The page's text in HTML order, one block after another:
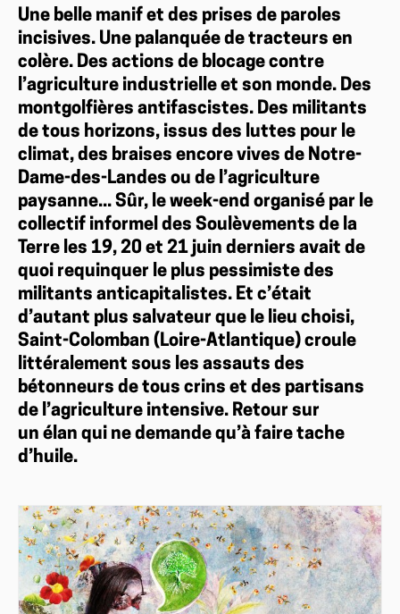
Une belle manif et des prises de paroles
incisives. Une palanquée de tracteurs en
colère. Des actions de blocage contre
l’agriculture industrielle et son monde. Des
montgolfières antifascistes. Des militants
de tous horizons, issus des luttes pour le
climat, des braises encore vives de Notre-
Dame-des-Landes ou de l’agriculture
paysanne... Sûr, le week-end organisé par le
collectif informel des Soulèvements de la
Terre les 19, 20 et 21 juin derniers avait de
quoi requinquer le plus pessimiste des
militants anticapitalistes. Et c’était
d’autant plus salvateur que le lieu choisi,
Saint-Colomban (Loire-Atlantique) croule
littéralement sous les assauts des
bétonneurs de tous crins et des partisans
de l’agriculture intensive. Retour sur
un élan qui ne demande qu’à faire tache
d’huile.